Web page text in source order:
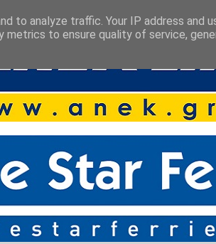
to analyze traffic. Your IP address and
metrics to ensure quality of service,